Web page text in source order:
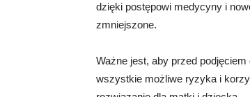
dzięki postępowi medycyny i
zmniejszone.
Ważne jest, aby przed
wszystkie możliwe ryzyka i